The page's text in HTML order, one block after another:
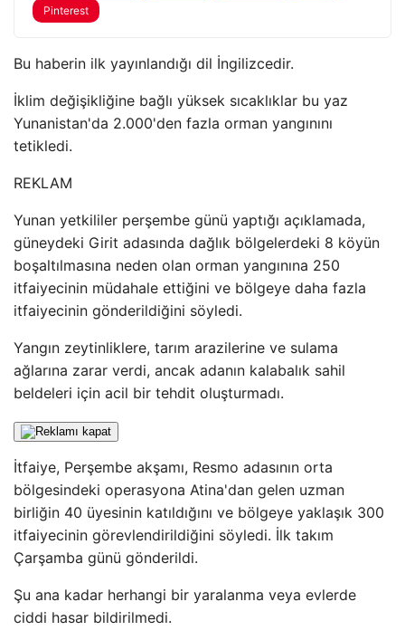
Pinterest
Bu haberin ilk yayınlandığı dil İngilizcedir.
İklim değişikliğine bağlı yüksek sıcaklıklar bu yaz
Yunanistan'da 2.000'den fazla orman yangınını
tetikledi.
REKLAM
Yunan yetkililer perşembe günü yaptığı açıklamada,
güneydeki Girit adasında dağlık bölgelerdeki 8 köyün
boşaltılmasına neden olan orman yangınına 250
itfaiyecinin müdahale ettiğini ve bölgeye daha fazla
itfaiyecinin gönderildiğini söyledi.
Yangın zeytinliklere, tarım arazilerine ve sulama
ağlarına zarar verdi, ancak adanın kalabalık sahil
beldeleri için acil bir tehdit oluşturmadı.
İtfaiye, Perşembe akşamı, Resmo adasının orta
bölgesindeki operasyona Atina'dan gelen uzman
birliğin 40 üyesinin katıldığını ve bölgeye yaklaşık 300
itfaiyecinin görevlendirildiğini söyledi. İlk takım
Çarşamba günü gönderildi.
Şu ana kadar herhangi bir yaralanma veya evlerde
ciddi hasar bildirilmedi.